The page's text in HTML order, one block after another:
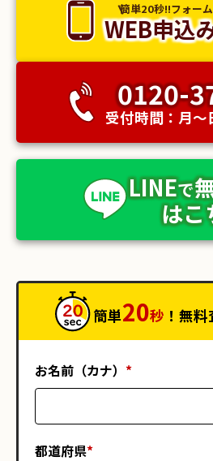
簡単20秒!!フォー
WEB申込
0120-
受付時間：月〜
LINEで
はこ
簡単20秒 ！無
お名前（カナ） *
都道府県*